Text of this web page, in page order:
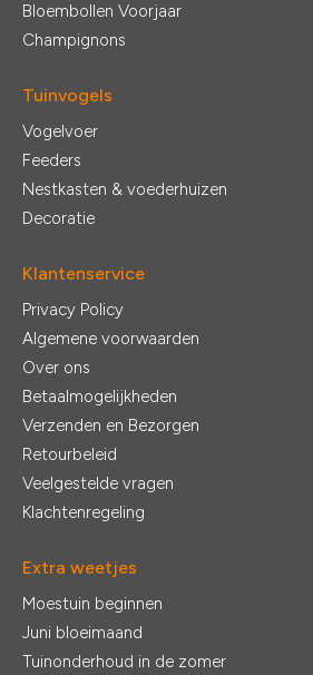
Bloembollen Voorjaar
Champignons
Tuinvogels
Vogelvoer
Feeders
Nestkasten & voederhuizen
Decoratie
Klantenservice
Privacy Policy
Algemene voorwaarden
Over ons
Betaalmogelijkheden
Verzenden en Bezorgen
Retourbeleid
Veelgestelde vragen
Klachtenregeling
Extra weetjes
Moestuin beginnen
Juni bloeimaand
Tuinonderhoud in de zomer